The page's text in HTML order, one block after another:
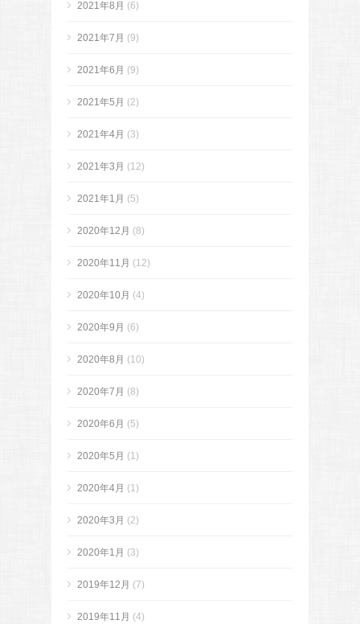
2021年8月 (6)
2021年7月 (9)
2021年6月 (9)
2021年5月 (2)
2021年4月 (3)
2021年3月 (12)
2021年1月 (5)
2020年12月 (8)
2020年11月 (12)
2020年10月 (4)
2020年9月 (6)
2020年8月 (10)
2020年7月 (8)
2020年6月 (5)
2020年5月 (1)
2020年4月 (1)
2020年3月 (2)
2020年1月 (3)
2019年12月 (7)
2019年11月 (4)